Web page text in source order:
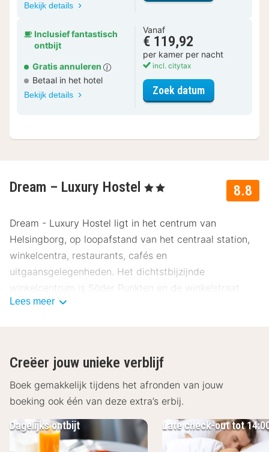
Bekijk details
Inclusief fantastisch
ontbijt
Gratis annuleren
Betaal in het hotel
Bekijk details
Vanaf
€ 119,92
per kamer per nacht
incl. citytax
Zoek datumvoor
8.8
Dream – Luxury Hostel , 2 Sterren
Dream - Luxury Hostel ligt in het centrum van
Helsingborg, op loopafstand van het centraal station,
winkelcentra, restaurants, cafés en
uitgaansgelegenheden. Het dichtstbijzijnde
winkelcentrum is Söder Punkten en de winkelstraat
Södergatan ligt op een steenworp afstand van de
Over Dream - Luxe hostel
Dream - Luxury Hostel biedt onlangs gerenoveerde en
frisse kamers in verschillende groottes. Alle kamers zijn
uitgerust met bedden, tv en een kleine koelkast. De
kamers zijn privé en worden niet gedeeld met andere
Lees meer
Creëer jouw unieke verblijf
Boek gemakkelijk tijdens het afronden van jouw
boeking ook één van deze extra’s erbij.
Dagelijks ontbijt Late check-out tot